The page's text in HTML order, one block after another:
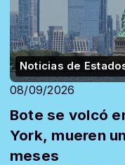
Noticias de
08/09/2026
Bote se volcó
York, mueren
meses